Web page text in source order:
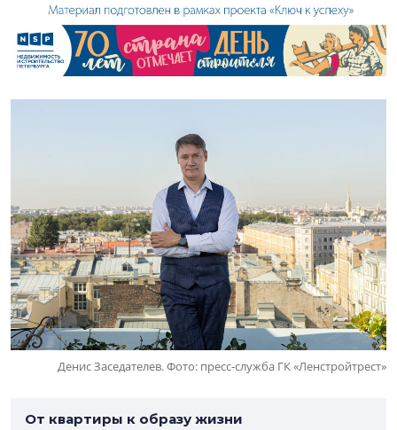
Денис Заседателев. Фото: пресс-служба ГК «Ленстройтрест»
От квартиры к образу жизни